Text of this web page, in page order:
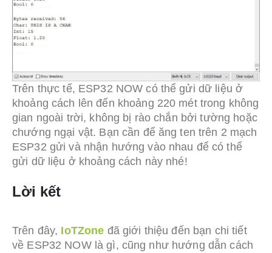
Trên thực tế, ESP32 NOW có thể gửi dữ liệu ở
khoảng cách lên đến khoảng 220 mét trong không
gian ngoài trời, không bị rào chắn bởi tường hoặc
chướng ngại vật. Bạn cần để ăng ten trên 2 mạch
ESP32 gửi và nhận hướng vào nhau để có thể
gửi dữ liệu ở khoảng cách này nhé!
Lời kết
Trên đây, IoTZone đã giới thiệu đến bạn chi tiết
về ESP32 NOW là gì, cũng như hướng dẫn cách